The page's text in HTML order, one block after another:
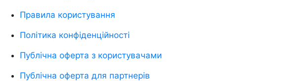
Правила користування
Політика конфіденційності
Публічна оферта з користувачами
Публічна оферта для партнерів